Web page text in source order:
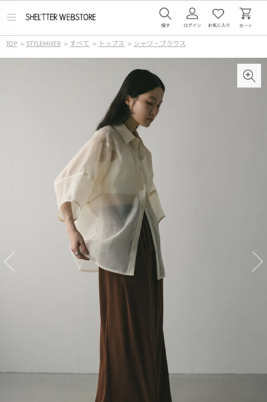
メ
ー
を
TOP > STYLEMIXER > すべて > トップス > シャツ・ブラウス